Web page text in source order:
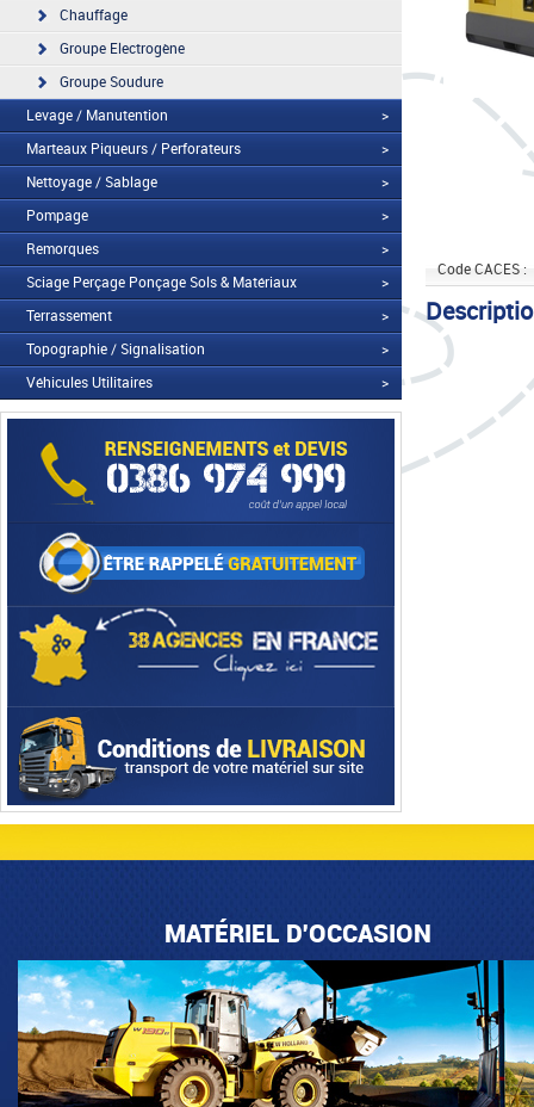
Chauffage
Groupe Electrogène
Groupe Soudure
Levage / Manutention
>
Marteaux Piqueurs / Perforateurs
>
Nettoyage / Sablage
>
Pompage
>
Remorques
>
Sciage Perçage Ponçage Sols & Matériaux
>
Terrassement
>
Topographie / Signalisation
>
Véhicules Utilitaires
>
Code CACES :
MATÉRIEL D'OCCASION